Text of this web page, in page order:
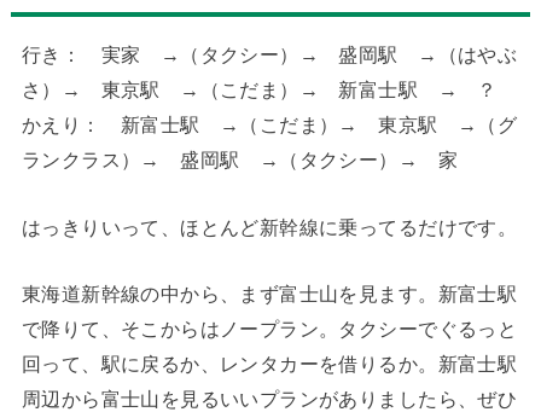
行き： 実家 →（タクシー）→ 盛岡駅 →（はやぶ
さ）→ 東京駅 →（こだま）→ 新富士駅 → ？
かえり： 新富士駅 →（こだま）→ 東京駅 →（グ
ランクラス）→ 盛岡駅 →（タクシー）→ 家
はっきりいって、ほとんど新幹線に乗ってるだけです。
東海道新幹線の中から、まず富士山を見ます。新富士駅
で降りて、そこからはノープラン。タクシーでぐるっと
回って、駅に戻るか、レンタカーを借りるか。新富士駅
周辺から富士山を見るいいプランがありましたら、ぜひ